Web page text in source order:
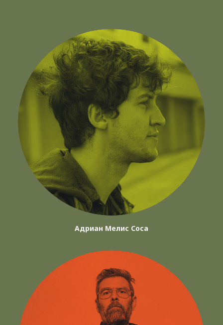
Адриан Мелис Соса